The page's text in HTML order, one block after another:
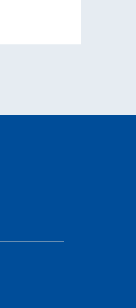
vince il contest europeo “Dream